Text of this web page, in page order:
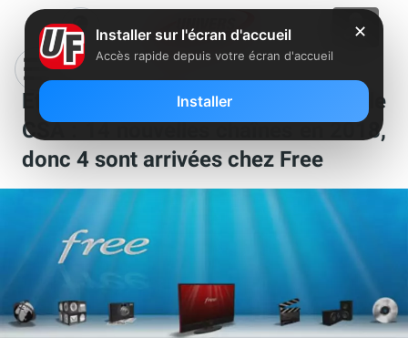
Etude des chaînes numériques par le
CSA : 14 nouvelles chaînes en 2018,
donc 4 sont arrivées chez Free
✕
Installer sur l'écran d'accueil
Accès rapide depuis votre écran d'accueil
Installer